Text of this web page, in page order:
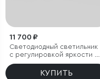
11 700 ₽
Светодиодный светильник
с регулировкой яркости и
цветовой температуры
КУПИТЬ